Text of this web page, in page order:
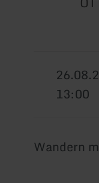
13:00
Wandern